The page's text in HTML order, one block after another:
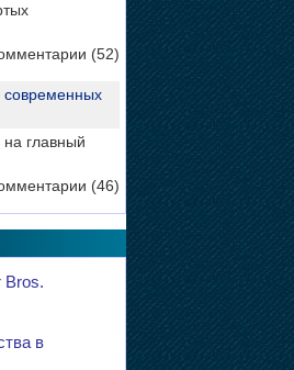
(52)
главный
(46)
Bros.
в